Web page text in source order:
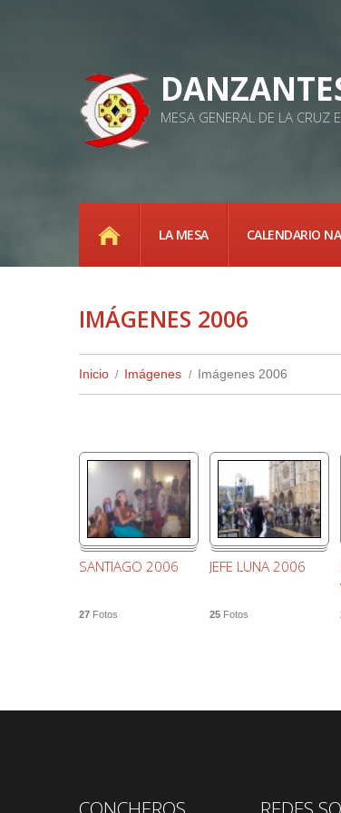
MESA GENERAL DE LA CRUZ
INICIOLA MESA CALENDARIO
IMÁGENES 2006
Inicio Imágenes Imágenes 2006
SANTIAGO 2006
27 Fotos
JEFE LUNA 2006
25 Fotos